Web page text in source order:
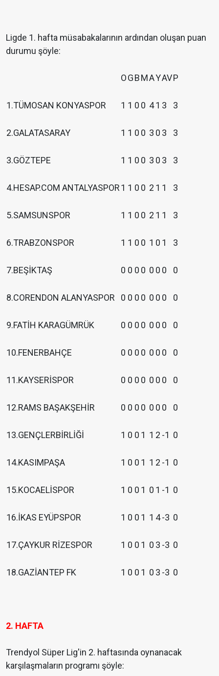
Ligde 1. hafta müsabakalarının ardından oluşan puan
durumu şöyle:
OGBMAYAVP
1.TÜMOSAN KONYASPOR 1 1 0 0 41 3 3
2.GALATASARAY 1 1 0 0 3 0 3 3
3.GÖZTEPE 1 1 0 0 3 0 3 3
4.HESAP.COM ANTALYASPOR1 1 0 0 2 1 1 3
5.SAMSUNSPOR 1 1 0 0 2 1 1 3
6.TRABZONSPOR 1 1 0 0 1 0 1 3
7.BEŞİKTAŞ 0 0 0 0 0 0 0 0
8.CORENDON ALANYASPOR 0 0 0 0 0 0 0 0
9.FATİH KARAGÜMRÜK 0 0 0 0 0 0 0 0
10.FENERBAHÇE 0 0 0 0 0 0 0 0
11.KAYSERİSPOR 0 0 0 0 0 0 0 0
12.RAMS BAŞAKŞEHİR 0 0 0 0 0 0 0 0
13.GENÇLERBİRLİĞİ 1 0 0 1 1 2 -1 0
14.KASIMPAŞA 1 0 0 1 1 2 -1 0
15.KOCAELİSPOR 1 0 0 1 0 1 -1 0
16.İKAS EYÜPSPOR 1 0 0 1 1 4-3 0
17.ÇAYKUR RİZESPOR 1 0 0 1 0 3 -3 0
18.GAZİANTEP FK 1 0 0 1 0 3 -3 0
2. HAFTA
Trendyol Süper Lig'in 2. haftasında oynanacak
karşılaşmaların programı şöyle: